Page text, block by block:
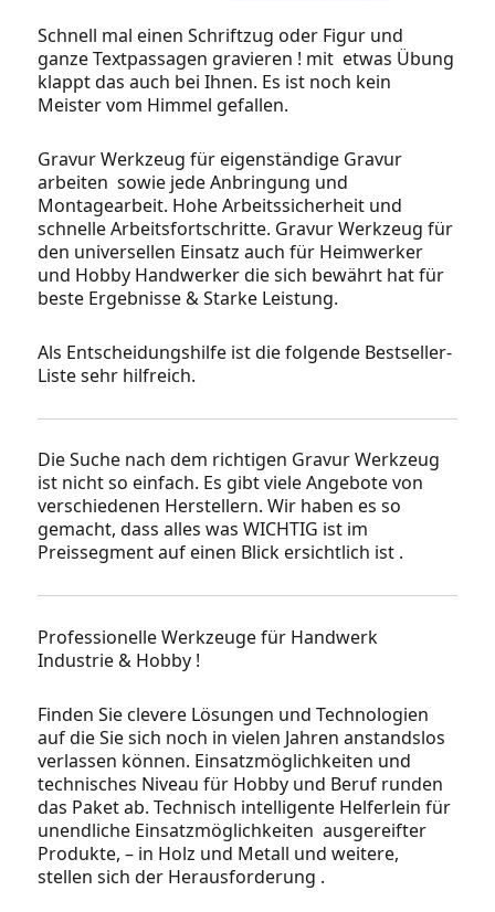
Schnell mal einen Schriftzug oder Figur und
ganze Textpassagen gravieren ! mit etwas Übung
klappt das auch bei Ihnen. Es ist noch kein
Meister vom Himmel gefallen.
Gravur Werkzeug für eigenständige Gravur
arbeiten sowie jede Anbringung und
Montagearbeit. Hohe Arbeitssicherheit und
schnelle Arbeitsfortschritte. Gravur Werkzeug für
den universellen Einsatz auch für Heimwerker
und Hobby Handwerker die sich bewährt hat für
beste Ergebnisse & Starke Leistung.
Als Entscheidungshilfe ist die folgende Bestseller-
Liste sehr hilfreich.
Die Suche nach dem richtigen Gravur Werkzeug
ist nicht so einfach. Es gibt viele Angebote von
verschiedenen Herstellern. Wir haben es so
gemacht, dass alles was WICHTIG ist im
Preissegment auf einen Blick ersichtlich ist .
Professionelle Werkzeuge für Handwerk
Industrie & Hobby !
Finden Sie clevere Lösungen und Technologien
auf die Sie sich noch in vielen Jahren anstandslos
verlassen können. Einsatzmöglichkeiten und
technisches Niveau für Hobby und Beruf runden
das Paket ab. Technisch intelligente Helferlein für
unendliche Einsatzmöglichkeiten ausgereifter
Produkte, – in Holz und Metall und weitere,
stellen sich der Herausforderung .